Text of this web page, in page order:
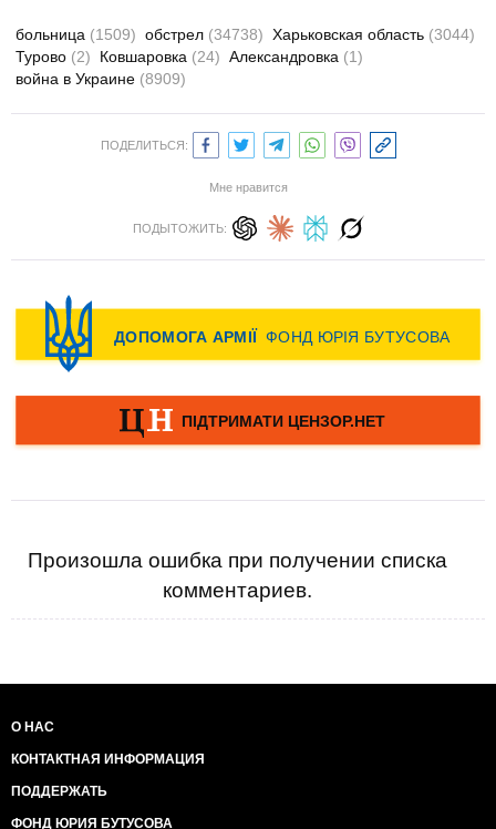
больница (1509) обстрел (34738) Харьковская область (3044)
Турово (2) Ковшаровка (24) Александровка (1)
война в Украине (8909)
ПОДЕЛИТЬСЯ:
Мне нравится
ПОДЫТОЖИТЬ:
Произошла ошибка при получении списка
комментариев.
О НАС
КОНТАКТНАЯ ИНФОРМАЦИЯ
ПОДДЕРЖАТЬ
ФОНД ЮРИЯ БУТУСОВА